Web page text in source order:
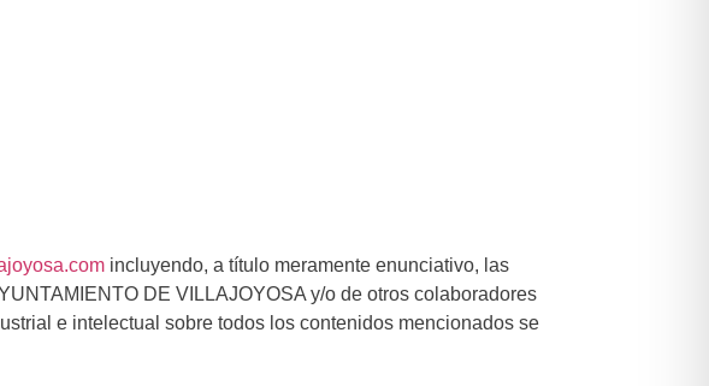
incluyendo, a título meramente enunciativo, las
DE VILLAJOYOSA y/o de otros colaboradores
e intelectual sobre todos los contenidos mencionados se